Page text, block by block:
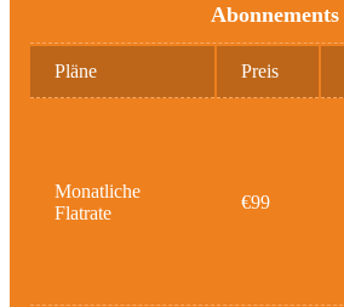
Abonnements
Pläne Preis
Monatliche
Flatrate
€99